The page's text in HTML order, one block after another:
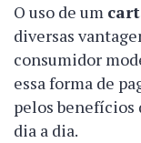
O uso de um
diversas
consumidor
essa forma de
pelos benefícios
dia a dia.